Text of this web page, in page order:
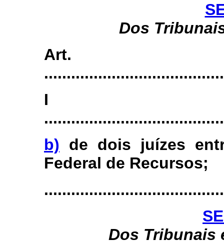
Dos
I
b) de dois juízes
Federal de Recursos;
Dos Tribunais